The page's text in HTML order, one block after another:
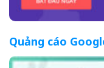
Quảng cáo